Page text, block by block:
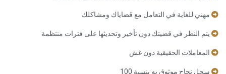
مهني للغاية في التعامل مع قضاياك ومشاكلك
يتم النظر في قضيتك دون تأخير وتحديثها على فترات منتظمة
المعاملات الحقيقية دون غش
سجل نجاح موثوق به بنسبة 100